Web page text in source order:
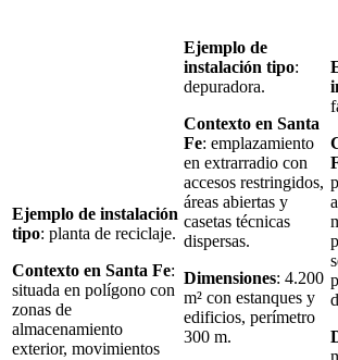
Ejemplo de instalación
tipo: planta de reciclaje.
Contexto en Santa Fe:
situada en polígono con
zonas de
almacenamiento
exterior, movimientos
Ejemplo de
instalación tipo:
depuradora.
Contexto en Santa
Fe: emplazamiento
en extrarradio con
accesos restringidos,
áreas abiertas y
casetas técnicas
dispersas.
Dimensiones: 4.200
m² con estanques y
edificios, perímetro
300 m.